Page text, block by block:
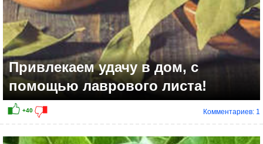
Привлекаем удачу в дом, с
помощью лаврового листа!
Комментариев: 1